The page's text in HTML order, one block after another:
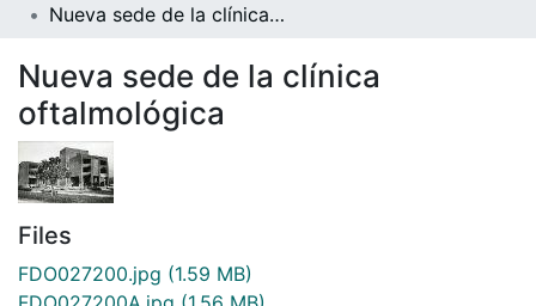
Nueva sede de la clínica oftalmológica
Nueva sede de la clínica
oftalmológica
Files
FDO027200.jpg (1.59 MB)